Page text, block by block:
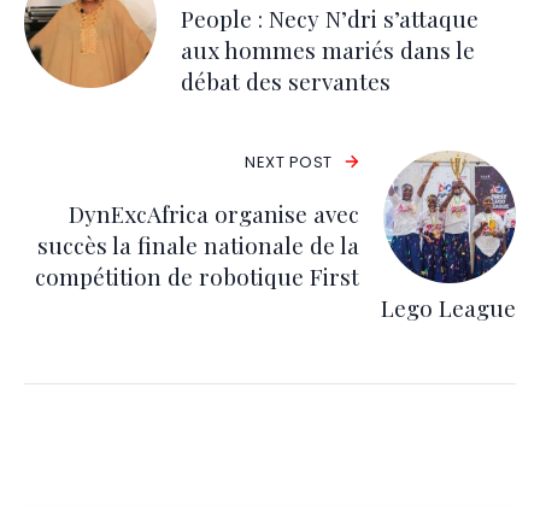
People : Necy N’dri s’attaque
aux hommes mariés dans le
débat des servantes
NEXT POST
DynExcAfrica organise avec
succès la finale nationale de la
compétition de robotique First
Lego League